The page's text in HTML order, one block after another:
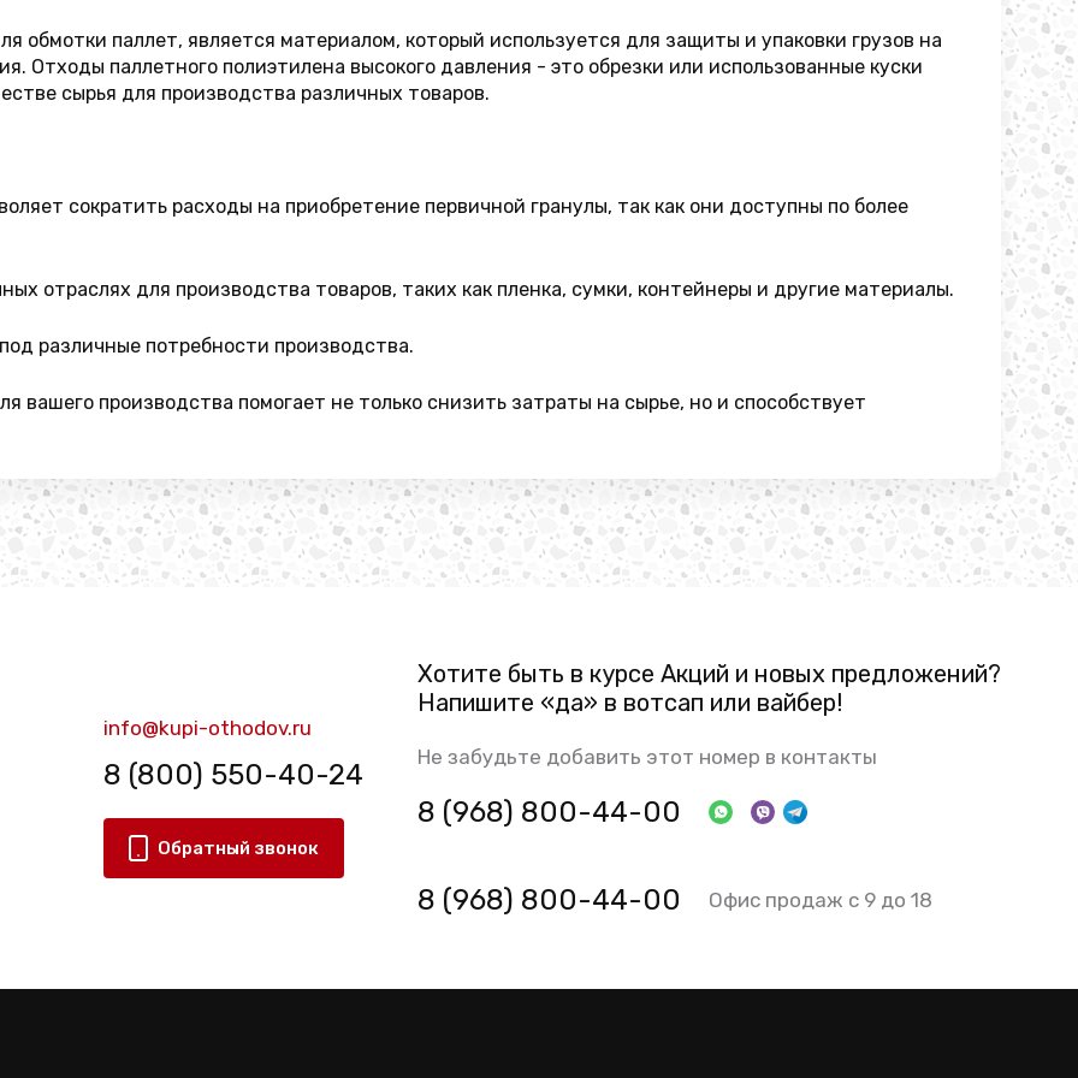
обмотки паллет, является материалом, который используется для защиты и упаковки грузов на
Отходы паллетного полиэтилена высокого давления - это обрезки или использованные куски
сырья для производства различных товаров.
сократить расходы на приобретение первичной гранулы, так как они доступны по более
отраслях для производства товаров, таких как пленка, сумки, контейнеры и другие материалы.
различные потребности производства.
вашего производства помогает не только снизить затраты на сырье, но и способствует
info@kupi-othodov.ru
8 (800) 550-40-24
Обратный звонок
Хотите быть в курсе Акций и новых предложений?
Напишите «да» в вотсап или вайбер!
Не забудьте добавить этот номер в контакты
8 (968) 800-44-00
8 (968) 800-44-00 Офис продаж с 9 до 18